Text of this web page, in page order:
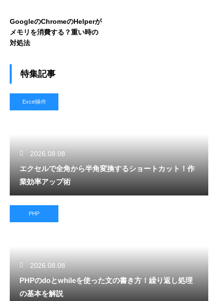
GoogleのChromeのHelperが
メモリを消費する？重い時の
対処法
特集記事
Excel操作
2026.08.08
エクセルで全角から半角変換するショートカット！作
業効率アップ術
PHP
2026.08.08
PHPのdoとwhileを使った文の書き方！繰り返し処理
の基本を解説